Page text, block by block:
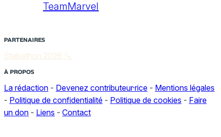
TeamMarvel
PARTENAIRES
Stabathon 2026 🔪
À PROPOS
La rédaction - Devenez contributeur·rice - Mentions légales
- Politique de confidentialité - Politique de cookies - Faire
un don - Liens - Contact